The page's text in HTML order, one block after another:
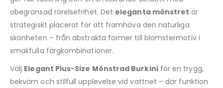
obegränsad rörelsefrihet. Det eleganta mönstret är
strategiskt placerat för att framhäva den naturliga
skönheten – från abstrakta former till blomstermotiv i
smakfulla färgkombinationer.
Välj Elegant Plus-Size Mönstrad Burkiniför en trygg,
bekväm och stilfull upplevelse vid vattnet – där funktion